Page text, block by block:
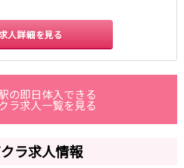
人詳細を見る
の即日体入できる
ラ求人一覧を見る
ラ求人情報
福富町・伊勢佐木町
上大岡・戸塚
武蔵小杉
横浜東部
茅ヶ崎
綾瀬・海老名・座間
立川駅
神田駅
中野駅
荻窪駅
三鷹駅
西荻窪駅
水道橋駅
東小金井駅